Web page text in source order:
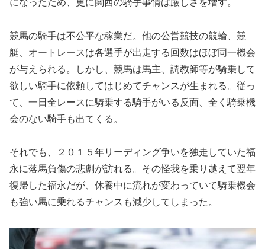
競馬の騎手は不公平な稼業だ。他の公営競技の競輪、競
艇、オートレースは各選手が出走する回数はほぼ同一機会
が与えられる。しかし、競馬は馬主、調教師等が騎乗して
欲しい騎手に依頼してはじめてチャンスが生まれる。従っ
て、一日全レースに騎乗する騎手がいる反面、全く騎乗機
会のない騎手も出てくる。
それでも、２０１５年リーディング争いを独走していた福
永に落馬負傷の悲劇が訪れる。その怪我を乗り越えて翌年
復帰した福永だが、休養中に流れが変わっていて騎乗機会
も強い馬に乗れるチャンスも減少してしまった。